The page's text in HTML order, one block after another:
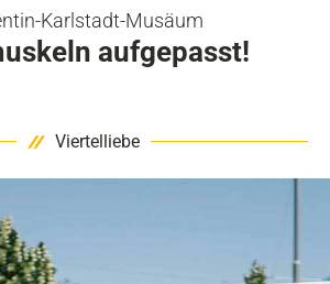
Karlstadt-Musäum
aufgepasst!
Viertelliebe